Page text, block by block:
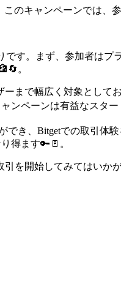
のキャンペーンでは、
す。まず、参加者は
。
まで幅広く対象とし
ンペーンは有益なスター
き、Bitgetでの取引体
得ます🔑🚪。
を開始してみてはいか